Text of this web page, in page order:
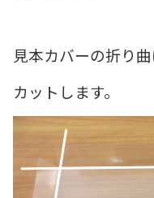
見本カバーの折り
カットします。